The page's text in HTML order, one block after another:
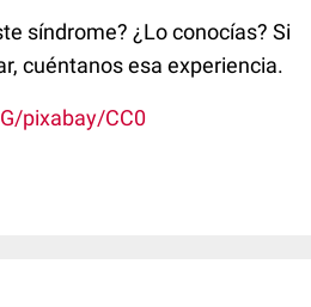
síndrome? ¿Lo conocías? Si
cuéntanos esa experiencia.
pixabay/CC0